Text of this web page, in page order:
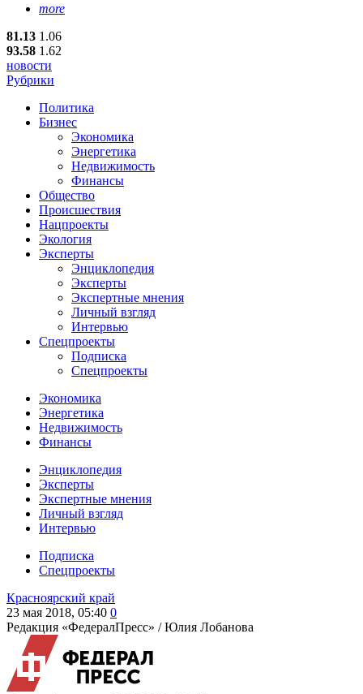
more
81.13 1.06
93.58 1.62
новости
Рубрики
Политика
Бизнес
Экономика
Энергетика
Недвижимость
Финансы
Общество
Происшествия
Нацпроекты
Экология
Эксперты
Энциклопедия
Эксперты
Экспертные мнения
Личный взгляд
Интервью
Спецпроекты
Подписка
Спецпроекты
Экономика
Энергетика
Недвижимость
Финансы
Энциклопедия
Эксперты
Экспертные мнения
Личный взгляд
Интервью
Подписка
Спецпроекты
Красноярский край
23 мая 2018, 05:40 0
Редакция «ФедералПресс» /Юлия Лобанова